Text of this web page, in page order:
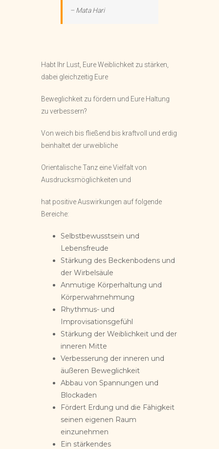
– Mata Hari
Habt Ihr Lust, Eure Weiblichkeit zu stärken,
dabei gleichzeitig Eure
Beweglichkeit zu fördern und Eure Haltung
zu verbessern?
Von weich bis fließend bis kraftvoll und erdig
beinhaltet der urweibliche
Orientalische Tanz eine Vielfalt von
Ausdrucksmöglichkeiten und
hat positive Auswirkungen auf folgende
Bereiche:
Selbstbewusstsein und
Lebensfreude
Stärkung des Beckenbodens und
der Wirbelsäule
Anmutige Körperhaltung und
Körperwahrnehmung
Rhythmus- und
Improvisationsgefühl
Stärkung der Weiblichkeit und der
inneren Mitte
Verbesserung der inneren und
äußeren Beweglichkeit
Abbau von Spannungen und
Blockaden
Fördert Erdung und die Fähigkeit
seinen eigenen Raum
einzunehmen
Ein stärkendes